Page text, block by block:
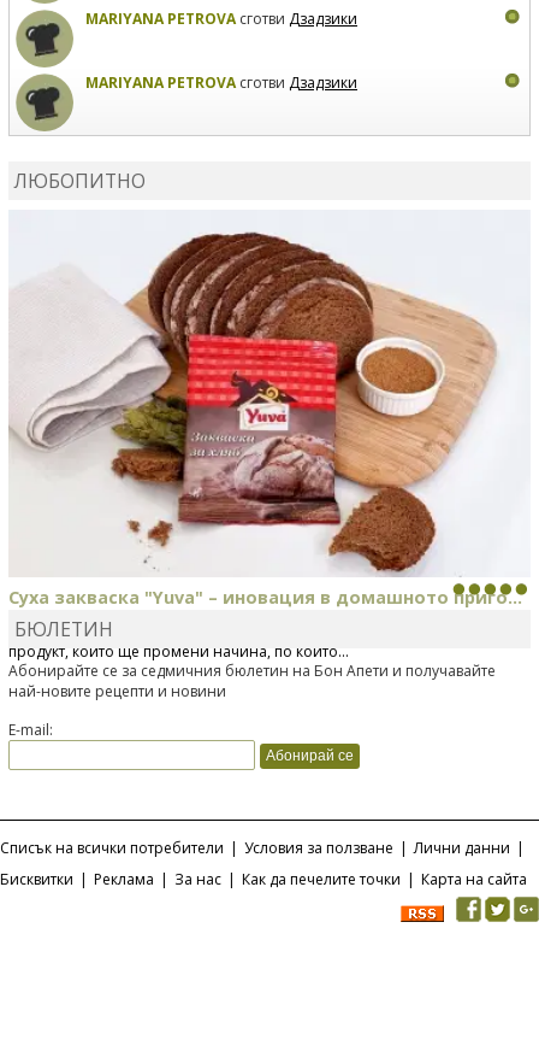
MARIYANA PETROVAсготви Дзадзики
MARIYANA PETROVAсготви Дзадзики
ЛЮБОПИТНО
Суха закваска "Yuva" – иновация в домашното приго...
Отскоро Лесафр България стартира предлагането на изцяло нов
продукт, който ще промени начина, по който...
БЮЛЕТИН
Абонирайте се за седмичния бюлетин на Бон Апети и получавайте
най-новите рецепти и новини
E-mail:
Списък на всички потребители | Условия за ползване | Лични данни |
Бисквитки | Реклама | За нас | Как да печелите точки | Карта на сайта